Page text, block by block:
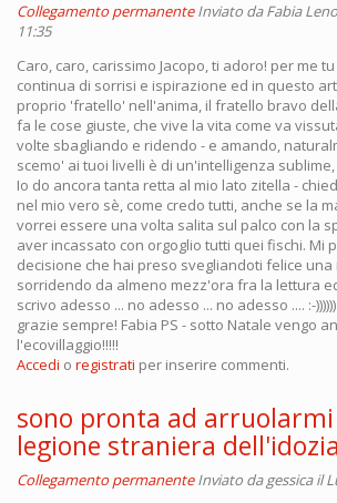
Collegamento permanente Inviato daFabia
11:35
Caro, caro, carissimo Jacopo, ti adoro! per me
continua di sorrisi e ispirazione ed in questo
proprio 'fratello' nell'anima, il fratello bravo
fa le cose giuste, che vive la vita come va
volte sbagliando e ridendo - e amando,
scemo' ai tuoi livelli è di un'intelligenza
Io do ancora tanta retta al mio lato zitella -
nel mio vero sè, come credo tutti, anche se la
vorrei essere una volta salita sul palco con la
aver incassato con orgoglio tutti quei fischi. Mi
decisione che hai preso svegliandoti felice una
sorridendo da almeno mezz'ora fra la lettura
scrivo adesso ... no adesso ... no adesso .... :-
grazie sempre! Fabia PS - sotto Natale vengo
l'ecovillaggio!!!!!
Accedi o registrati per inserire commenti.
sono pronta ad
legione straniera dell'idozia
Collegamento permanente Inviato dagessicail